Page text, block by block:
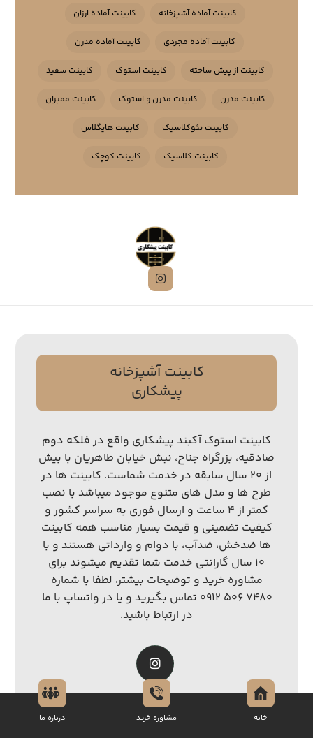
کابینت آماده آشپزخانه کابینت آماده ارزان
کابینت آماده مجردی کابینت آماده مدرن
کابینت از پیش ساخته کابینت استوک کابینت سفید
کابینت مدرن کابینت مدرن و استوک کابینت ممبران
کابینت نئوکلاسیک کابینت هایگلاس
کابینت کلاسیک کابینت کوچک
کابینت آشپزخانه
پیشکاری
کابینت استوک آکبند پیشکاری واقع در فلکه دوم
صادقیه، بزرگراه جناح، نبش خیابان طاهریان با بیش
از ۲۰ سال سابقه در خدمت شماست. کابینت ها در
طرح ها و مدل های متنوع موجود میباشد با نصب
کمتر از ۴ ساعت و ارسال فوری به سراسر کشور و
کیفیت تضمینی و قیمت بسیار مناسب همه کابینت
ها ضدخش، ضدآب، با دوام و وارداتی هستند و با
۱۰ سال گارانتی خدمت شما تقدیم میشوند برای
مشاوره خرید و توضیحات بیشتر، لطفا با شماره
۷۴۸۰ ۵۰۶ ۰۹۱۲ تماس بگیرید و یا در واتساپ با ما
در ارتباط باشید.
خانه مشاوره خرید درباره ما